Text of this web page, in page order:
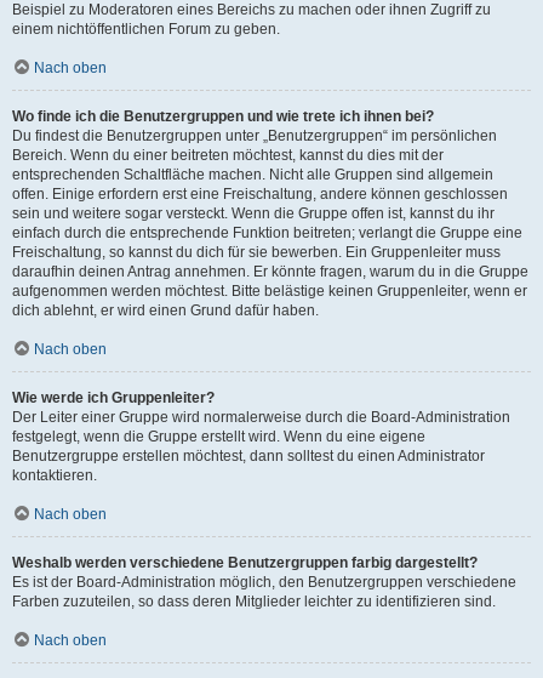
Beispiel zu Moderatoren eines Bereichs zu machen oder ihnen Zugriff zu
einem nichtöffentlichen Forum zu geben.
Nach oben
Wo finde ich die Benutzergruppen und wie trete ich ihnen bei?
Du findest die Benutzergruppen unter „Benutzergruppen“ im persönlichen
Bereich. Wenn du einer beitreten möchtest, kannst du dies mit der
entsprechenden Schaltfläche machen. Nicht alle Gruppen sind allgemein
offen. Einige erfordern erst eine Freischaltung, andere können geschlossen
sein und weitere sogar versteckt. Wenn die Gruppe offen ist, kannst du ihr
einfach durch die entsprechende Funktion beitreten; verlangt die Gruppe eine
Freischaltung, so kannst du dich für sie bewerben. Ein Gruppenleiter muss
daraufhin deinen Antrag annehmen. Er könnte fragen, warum du in die Gruppe
aufgenommen werden möchtest. Bitte belästige keinen Gruppenleiter, wenn er
dich ablehnt, er wird einen Grund dafür haben.
Nach oben
Wie werde ich Gruppenleiter?
Der Leiter einer Gruppe wird normalerweise durch die Board-Administration
festgelegt, wenn die Gruppe erstellt wird. Wenn du eine eigene
Benutzergruppe erstellen möchtest, dann solltest du einen Administrator
kontaktieren.
Nach oben
Weshalb werden verschiedene Benutzergruppen farbig dargestellt?
Es ist der Board-Administration möglich, den Benutzergruppen verschiedene
Farben zuzuteilen, so dass deren Mitglieder leichter zu identifizieren sind.
Nach oben